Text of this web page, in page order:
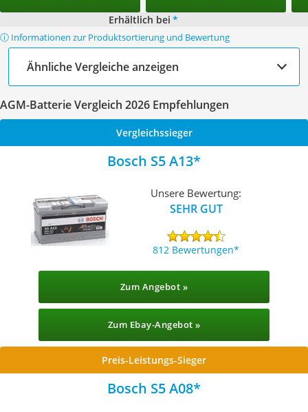
Erhältlich bei *
ⓘ Informationen zur Produktsortierung und Bewertung
Ähnliche Vergleiche anzeigen
AGM-Batterie Vergleich 2026 Empfehlungen
Vergleichssieger
Bosch S5 A13
Unsere Bewertung:
SEHR GUT
812 Bewertungen
Zum Angebot »
Zum Ebay-Angebot »
Preis-Leistungs-Sieger
Bosch S5 A08